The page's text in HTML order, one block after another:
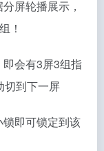
屏轮播展示，
！
会有3屏3组指
切到下一屏
即可锁定到该